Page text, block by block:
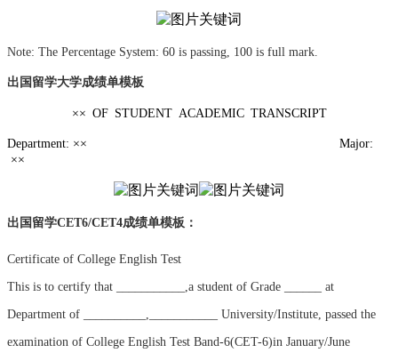
Note: The Percentage System: 60 is passing, 100 is full mark.
出国留学大学成绩单模板
×× OF STUDENT ACADEMIC TRANSCRIPT
Department: ×× Major:
××
出国留学CET6/CET4成绩单模板：
Certificate of College English Test
This is to certify that ___________,a student of Grade ______ at
Department of __________,___________ University/Institute, passed the
examination of College English Test Band-6(CET-6)in January/June